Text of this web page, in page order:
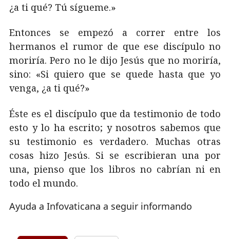
¿a ti qué? Tú sígueme.»
Entonces se empezó a correr entre los
hermanos el rumor de que ese discípulo no
moriría. Pero no le dijo Jesús que no moriría,
sino: «Si quiero que se quede hasta que yo
venga, ¿a ti qué?»
Éste es el discípulo que da testimonio de todo
esto y lo ha escrito; y nosotros sabemos que
su testimonio es verdadero. Muchas otras
cosas hizo Jesús. Si se escribieran una por
una, pienso que los libros no cabrían ni en
todo el mundo.
Ayuda a Infovaticana a seguir informando